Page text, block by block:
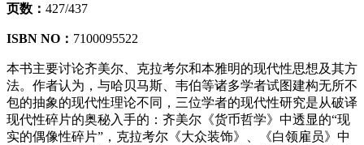
页数： 427/437
ISBN NO： 7100095522
本书主要讨论齐美尔、克拉考尔和本雅明的现代性思想及其方
法。作者认为，与哈贝马斯、韦伯等诸多学者试图建构无所不
包的抽象的现代性理论不同，三位学者的现代性研究是从破译
现代性碎片的奥秘入手的：齐美尔《货币哲学》中透显的“现
实的偶像性碎片”，克拉考尔《大众装饰》、《白领雇员》中